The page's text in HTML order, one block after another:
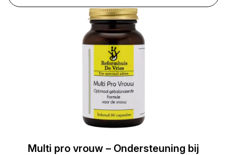
Multi pro vrouw – Ondersteuning bij